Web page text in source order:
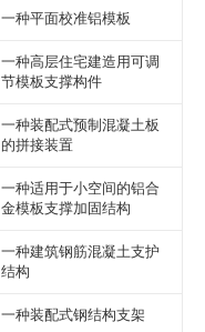
一种平面校准铝模板
一种高层住宅建造用可调
节模板支撑构件
一种装配式预制混凝土板
的拼接装置
一种适用于小空间的铝合
金模板支撑加固结构
一种建筑钢筋混凝土支护
结构
一种装配式钢结构支架